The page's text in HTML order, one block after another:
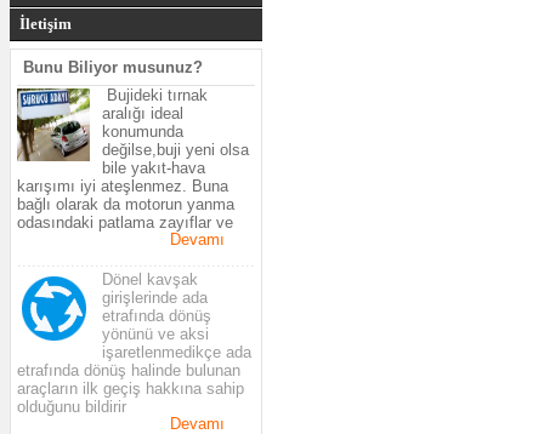
İletişim
Bunu Biliyor musunuz?
Bujideki tırnak
aralığı ideal
konumunda
değilse,buji yeni olsa
bile yakıt-hava
karışımı iyi ateşlenmez. Buna
bağlı olarak da motorun yanma
odasındaki patlama zayıflar ve
motorun gücü azalır.Araçtaki
çıkar ve yakıt sarfiyatı artar.
Devamı
.................................................
Dönel kavşak
girişlerinde ada
etrafında dönüş
yönünü ve aksi
işaretlenmedikçe ada
etrafında dönüş halinde bulunan
araçların ilk geçiş hakkına sahip
olduğunu bildirir
Devamı